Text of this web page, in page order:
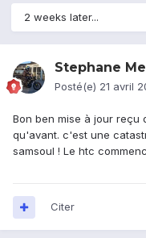
2 weeks later...
Stephane
Posté(e) 21 avril
Bon ben mise à jour reçu
qu'avant. c'est une
samsoul ! Le htc
Citer